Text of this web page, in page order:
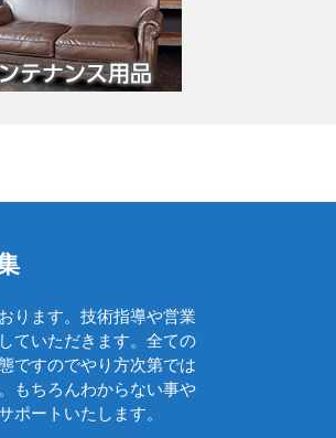
パント
エベ
ンシャン
ント・催事
シーナ
モク
ーバック
再生
ル交換
ります。技術指導や営業
ていただきます。全ての
ですのでやり方次第では
もちろんわからない事や
ポートいたします。